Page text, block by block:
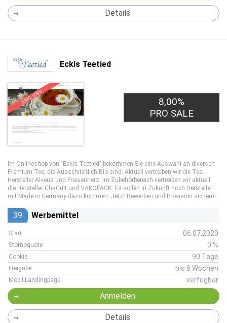
Details
Eckis Teetied
EXKLUSIV
8,00%
PRO SALE
Im Onlineshop von "Eckis Teetied" bekommen Sie eine Auswahl an diversen
Premium Tee, die Ausschließlich Bio sind. Aktuell vertreiben wir die Tee-
Hersteller Alveus und Friesenherz. im Zubehörbereich vertreiben wir aktuell
die Hersteller ChaCult und VAKOPACK. Es sollen in Zukunft noch Hersteller
mit Made in Germany dazu kommen. Jetzt Bewerben und Provision sichern!
39 Werbemittel
Start 06.07.2020
Stornoquote 0 %
Cookie 90 Tage
Freigabe bis 6 Wochen
Mobil-Landingpage verfügbar
Anmelden
Details